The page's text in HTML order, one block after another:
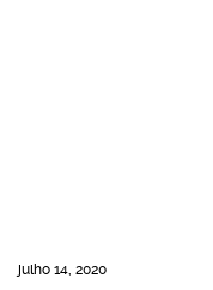
julho 14, 2020